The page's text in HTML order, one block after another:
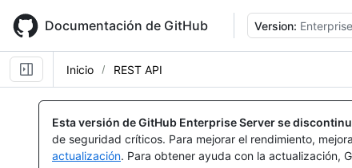
main
content
Documentación de GitHub Version:
Inicio REST API
Esta versión de GitHub Enterprise Server se
de seguridad críticos. Para mejorar el rendimiento,
actualización. Para obtener ayuda con la actualización,